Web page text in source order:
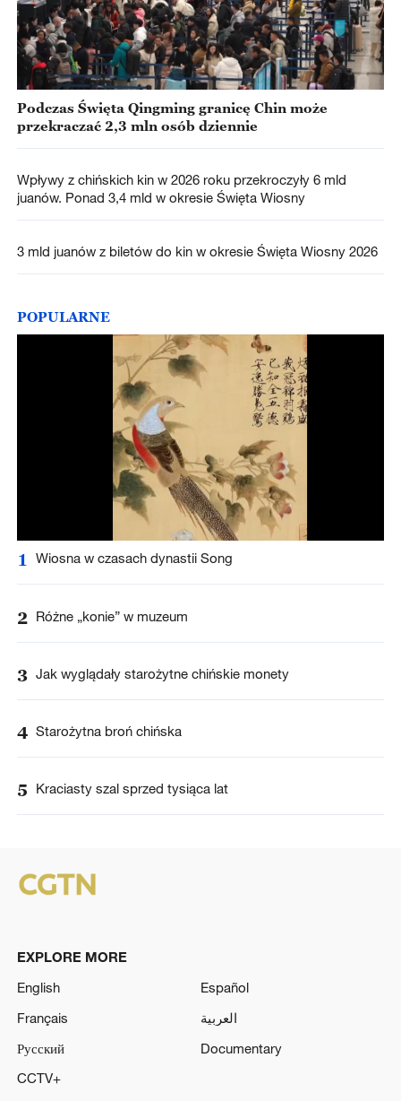
Podczas Święta Qingming granicę Chin może
przekraczać 2,3 mln osób dziennie
Wpływy z chińskich kin w 2026 roku przekroczyły 6 mld
juanów. Ponad 3,4 mld w okresie Święta Wiosny
3 mld juanów z biletów do kin w okresie Święta Wiosny 2026
POPULARNE
1 Wiosna w czasach dynastii Song
2 Różne „konie” w muzeum
3 Jak wyglądały starożytne chińskie monety
4 Starożytna broń chińska
5 Kraciasty szal sprzed tysiąca lat
EXPLORE MORE
English
Español
Français
العربية
Русский
Documentary
CCTV+